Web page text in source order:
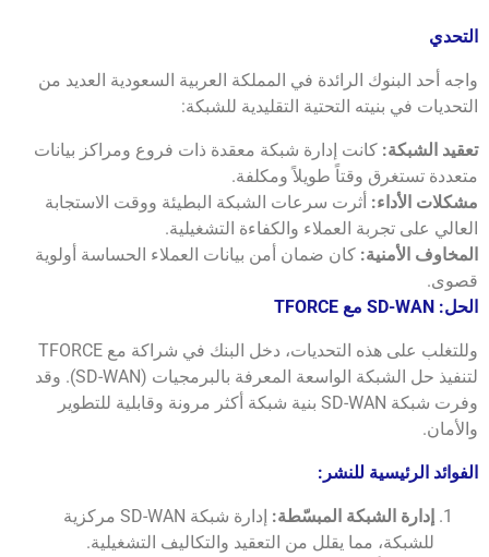
التحدي
واجه أحد البنوك الرائدة في المملكة العربية السعودية العديد من
التحديات في بنيته التحتية التقليدية للشبكة:
تعقيد الشبكة: كانت إدارة شبكة معقدة ذات فروع ومراكز بيانات
متعددة تستغرق وقتاً طويلاً ومكلفة.
مشكلات الأداء: أثرت سرعات الشبكة البطيئة ووقت الاستجابة
العالي على تجربة العملاء والكفاءة التشغيلية.
المخاوف الأمنية: كان ضمان أمن بيانات العملاء الحساسة أولوية
قصوى.
الحل: SD-WAN مع TFORCE
وللتغلب على هذه التحديات، دخل البنك في شراكة مع TFORCE
لتنفيذ حل الشبكة الواسعة المعرفة بالبرمجيات (SD-WAN). وقد
وفرت شبكة SD-WAN بنية شبكة أكثر مرونة وقابلية للتطوير
والأمان.
الفوائد الرئيسية للنشر:
إدارة الشبكة المبسّطة:
إدارة شبكة SD-WAN مركزية
للشبكة، مما يقلل من التعقيد والتكاليف التشغيلية.